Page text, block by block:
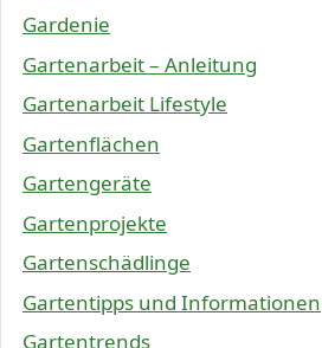
Gardenie
Gartenarbeit – Anleitung
Gartenarbeit Lifestyle
Gartenflächen
Gartengeräte
Gartenprojekte
Gartenschädlinge
Gartentipps und Informationen
Gartentrends